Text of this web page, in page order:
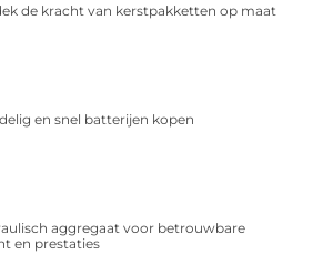
de kracht van kerstpakketten op maat
en snel batterijen kopen
aggregaat voor betrouwbare
en prestaties